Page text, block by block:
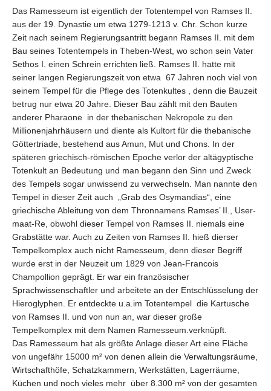
Das Ramesseum ist eigentlich der Totentempel von Ramses II.
aus der 19. Dynastie um etwa 1279-1213 v. Chr. Schon kurze
Zeit nach seinem Regierungsantritt begann Ramses II. mit dem
Bau seines Totentempels in Theben-West, wo schon sein Vater
Sethos I. einen Schrein errichten ließ. Ramses II. hatte mit
seiner langen Regierungszeit von etwa 67 Jahren noch viel von
seinem Tempel für die Pflege des Totenkultes , denn die Bauzeit
betrug nur etwa 20 Jahre. Dieser Bau zählt mit den Bauten
anderer Pharaone in der thebanischen Nekropole zu den
Millionenjahrhäusern und diente als Kultort für die thebanische
Göttertriade, bestehend aus Amun, Mut und Chons. In der
späteren griechisch-römischen Epoche verlor der altägyptische
Totenkult an Bedeutung und man begann den Sinn und Zweck
des Tempels sogar unwissend zu verwechseln. Man nannte den
Tempel in dieser Zeit auch „Grab des Osymandias“, eine
griechische Ableitung von dem Thronnamens Ramses’ II., User-
maat-Re, obwohl dieser Tempel von Ramses II. niemals eine
Grabstätte war. Auch zu Zeiten von Ramses II. hieß dierser
Tempelkomplex auch nicht Ramesseum, denn dieser Begriff
wurde erst in der Neuzeit um 1829 von Jean-Francois
Champollion geprägt. Er war ein französischer
Sprachwissenschaftler und arbeitete an der Entschlüsselung der
Hieroglyphen. Er entdeckte u.a.im Totentempel die Kartusche
von Ramses II. und von nun an, war dieser große
Tempelkomplex mit dem Namen Ramesseum.verknüpft.
Das Ramesseum hat als größte Anlage dieser Art eine Fläche
von ungefähr 15000 m² von denen allein die Verwaltungsräume,
Wirtschafthöfe, Schatzkammern, Werkstätten, Lagerräume,
Küchen und noch vieles mehr über 8.300 m² von der gesamten